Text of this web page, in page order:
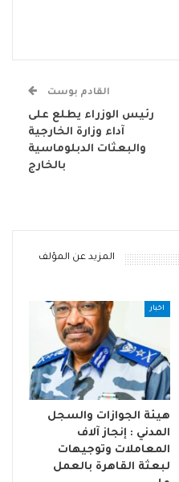
القادم بوست
رئيس الوزراء يطلع على
آداء وزارة الخارجية
والبعثات الدبلوماسية
بالخارج
المزيد عن المؤلف
اخبار
هيئة الجوازات والسجل
المدني : إنجاز آلاف
المعاملات وتوجيهات
لبعثة القاهرة بالعمل